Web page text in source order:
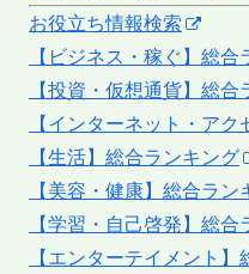
お役立ち情報検索
【ビジネス・稼ぐ】総合
【投資・仮想通貨】総合
【インターネット・ア
【生活】総合ランキング
【美容・健康】総合ラン
【学習・自己啓発】総合
【エンターテイメント